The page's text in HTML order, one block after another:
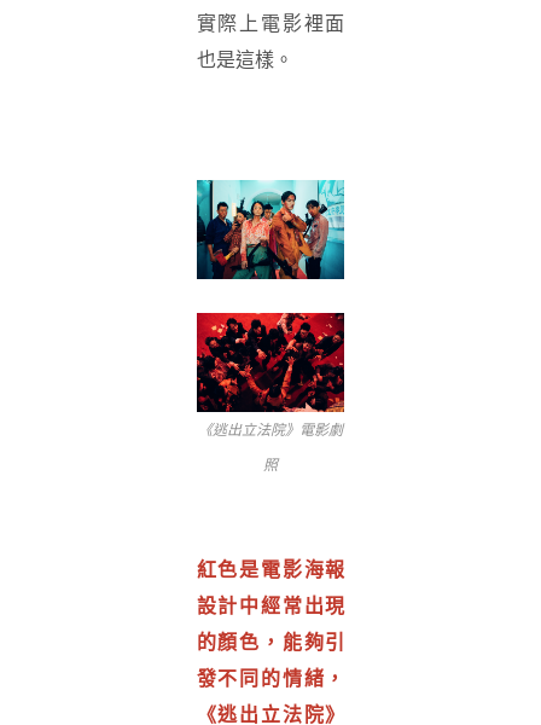
實際上電影裡面
也是這樣。
《逃出立法院》電影劇
照
紅色是電影海報
設計中經常出現
的顏色，能夠引
發不同的情緒，
《逃出立法院》